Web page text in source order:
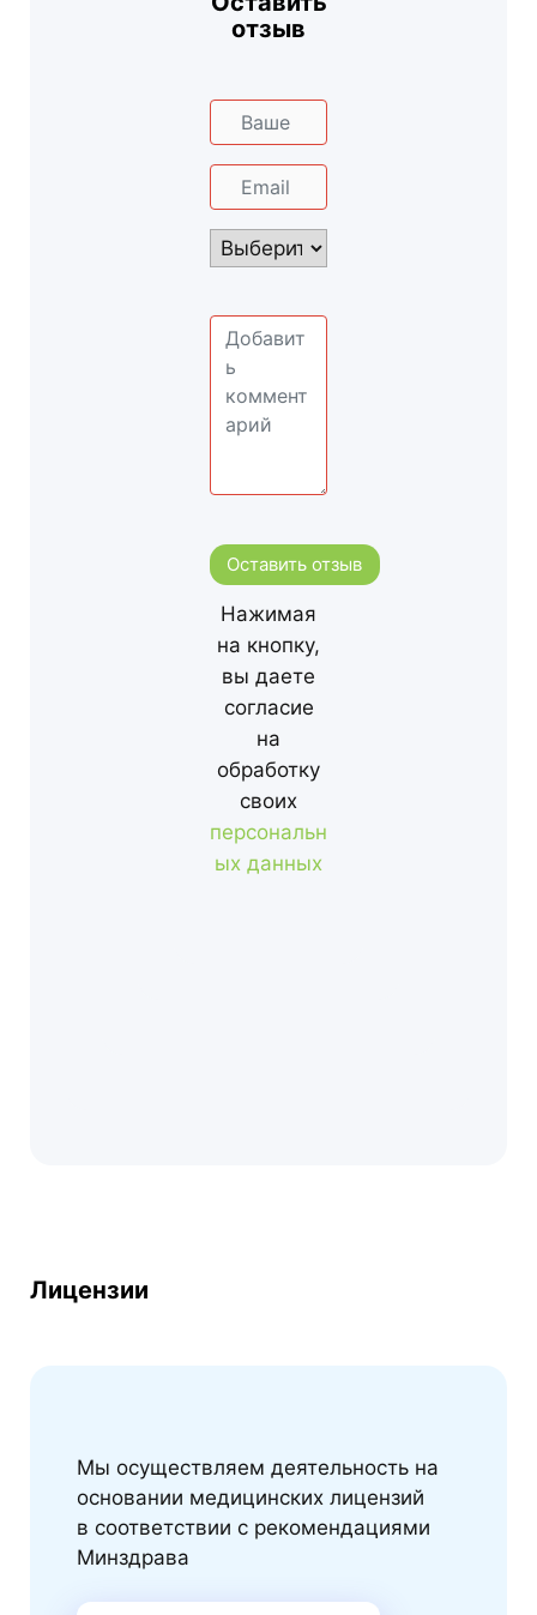
отзыв
Оставить отзыв
Нажимая
на кнопку,
вы даете
согласие
на
обработку
своих
персональн
ых данных
Лицензии
Мы осуществляем деятельность на
основании медицинских лицензий
в соответствии с рекомендациями
Минздрава